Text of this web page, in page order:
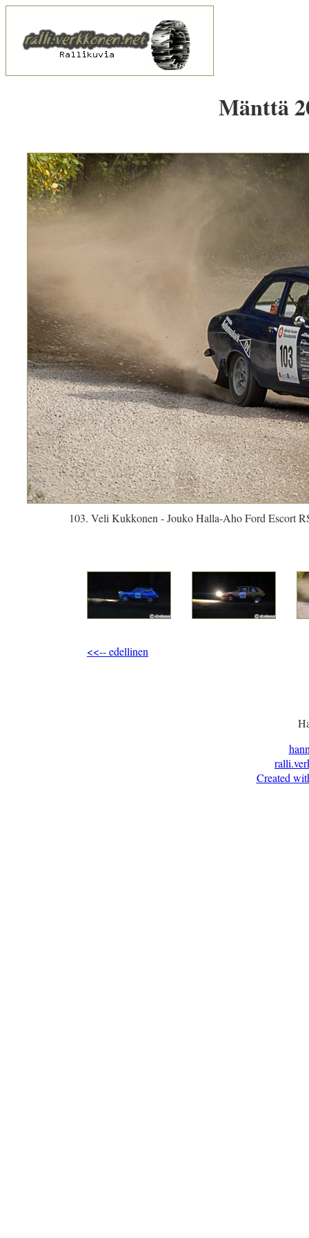
Mänttä
103. Veli Kukkonen - Jouko Halla-Aho Ford Escort
<<-- edellinen
Created